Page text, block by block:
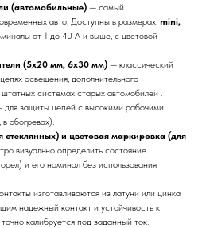
(автомобильные) — самый
авто. Доступны в размерах: mini,
от 1 до 40 А и выше, с цветовой
(5x20 мм, 6x30 мм) — классический
освещения, дополнительного
системах старых автомобилей .
для защиты цепей с высокими рабочими
обогревах).
и цветовая маркировка (для
визуально определить состояние
и его номинал без использования
изготавливаются из латуни или цинка
надежный контакт и устойчивость к
калибруется под заданный ток.